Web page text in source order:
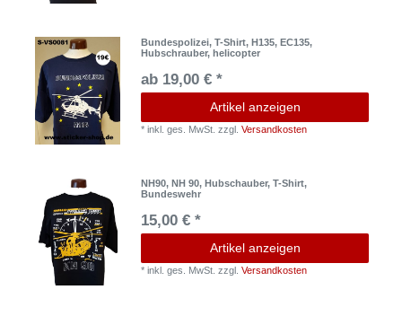
Bundespolizei, T-Shirt, H135, EC135,
Hubschrauber, helicopter
ab 19,00 € *
Artikel anzeigen
*inkl. ges. MwSt. zzgl.Versandkosten
NH90, NH 90, Hubschauber, T-Shirt,
Bundeswehr
15,00 € *
Artikel anzeigen
*inkl. ges. MwSt. zzgl.Versandkosten